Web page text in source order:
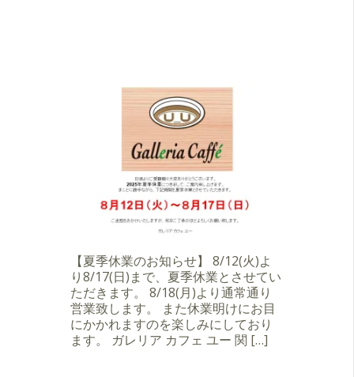
【夏季休業のお知らせ】 8/12(火)よ
り8/17(日)まで、夏季休業とさせてい
ただきます。 8/18(月)より通常通り
営業致します。 また休業明けにお目
にかかれますのを楽しみにしており
ます。 ガレリア カフェ ユー 関 […]